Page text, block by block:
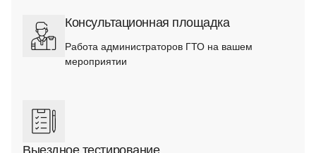
Консультационная площадка
Работа администраторов ГТО на вашем
мероприятии
Выездное тестирование